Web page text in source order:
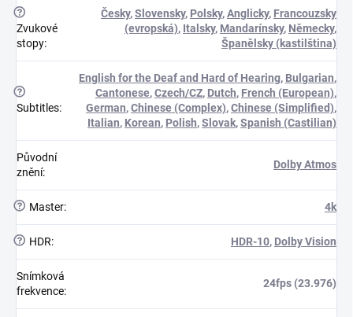
?
Zvukové
stopy:
Česky,Slovensky, Polsky,Anglicky, Francouzsky
(evropská), Italsky, Mandarínsky, Německy,
Španělsky (kastilština)
?
Subtitles:
English for the Deaf and Hard of Hearing, Bulgarian,
Cantonese,Czech/CZ, Dutch, French (European),
German,Chinese (Complex),Chinese (Simplified),
Italian, Korean, Polish,Slovak,Spanish (Castilian)
Původní
znění:
Dolby Atmos
? Master: 4k
? HDR: HDR-10, Dolby Vision
Snímková
frekvence:
24fps (23.976)